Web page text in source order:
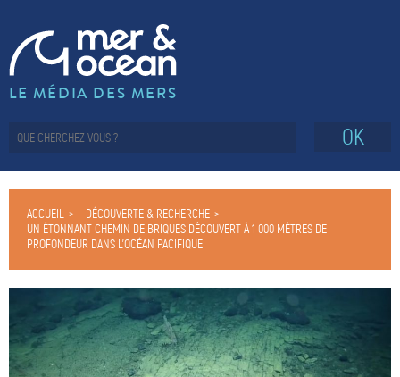
LE MÉDIA DES MERS
OK
ACCUEIL
DÉCOUVERTE & RECHERCHE
UN ÉTONNANT CHEMIN DE BRIQUES DÉCOUVERT À 1 000 MÈTRES DE
PROFONDEUR DANS L’OCÉAN PACIFIQUE